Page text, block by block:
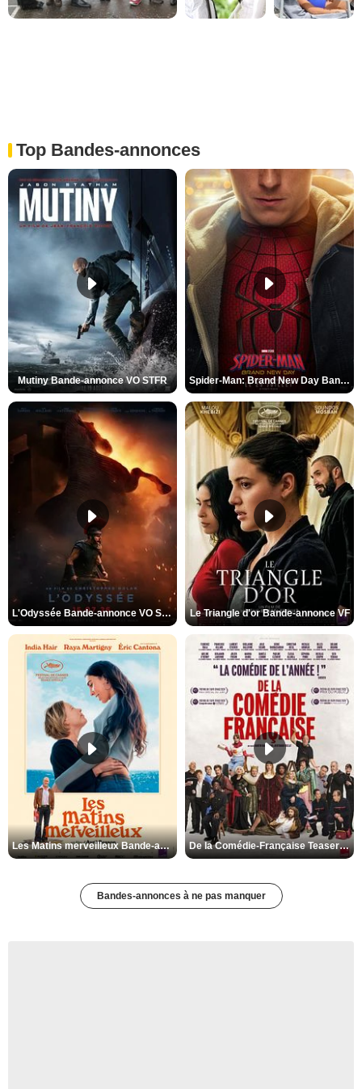
Top Bandes-annonces
Mutiny Bande-annonce VO STFR Spider-Man: Brand New Day Bande-annonce VO STFR
L'Odyssée Bande-annonce VO STFR Le Triangle d'or Bande-annonce VF
Les Matins merveilleux Bande-annonce VF De la Comédie-Française Teaser VF
Bandes-annonces à ne pas manquer